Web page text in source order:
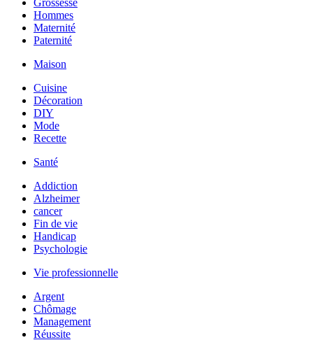
Grossesse
Hommes
Maternité
Paternité
Maison
Cuisine
Décoration
DIY
Mode
Recette
Santé
Addiction
Alzheimer
cancer
Fin de vie
Handicap
Psychologie
Vie professionnelle
Argent
Chômage
Management
Réussite